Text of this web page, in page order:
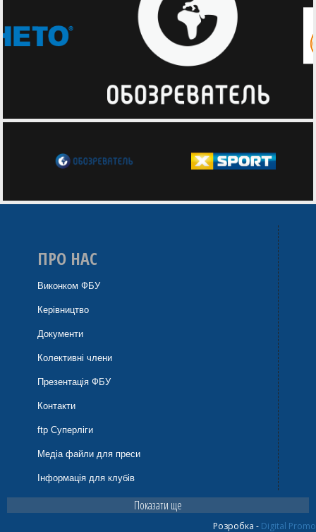
ПРО НАС
Виконком ФБУ
Керівництво
Документи
Колективні члени
Презентація ФБУ
Контакти
ftp Суперліги
Медіа файли для преси
Інформація для клубів
Показати ще
Розробка - Digital Promo